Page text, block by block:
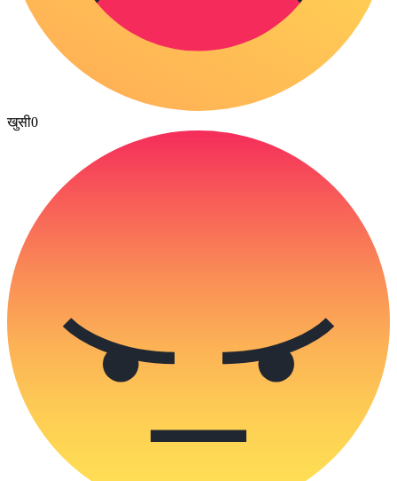
खुसी0